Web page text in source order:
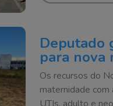
Deputado
para nova
Os recursos do
maternidade